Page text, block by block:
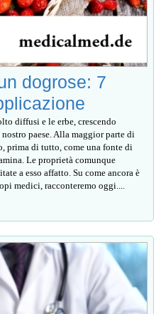
dogrose: 7
diffusi e le erbe, crescendo
paese. Alla maggior parte di
prima di tutto, come una fonte di
Le proprietà comunque
a esso affatto. Su come ancora è
medici, racconteremo oggi....